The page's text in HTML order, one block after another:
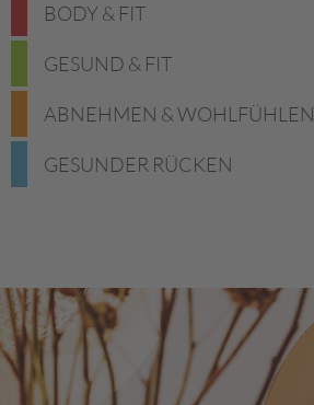
BODY & FIT
GESUND & FIT
ABNEHMEN & WOHLFÜHLEN
GESUNDER RÜCKEN